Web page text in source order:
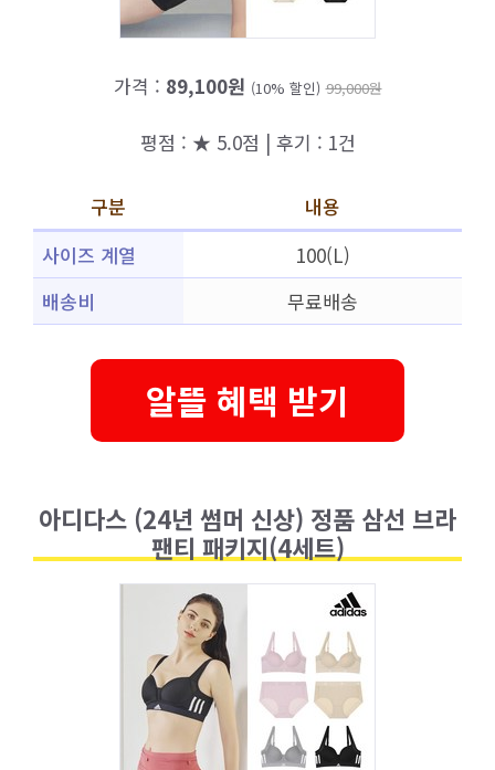
가격 : 89,100원 (10% 할인) 99,000원
평점 : ★ 5.0점 | 후기 : 1건
구분
내용
사이즈 계열
100(L)
배송비
무료배송
알뜰 혜택 받기
아디다스 (24년 썸머 신상) 정품 삼선 브라
팬티 패키지(4세트)